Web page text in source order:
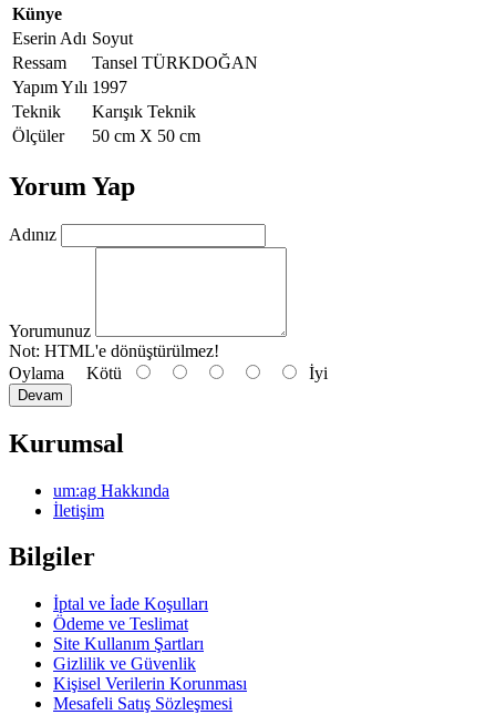
Künye
Eserin Adı Soyut
Ressam
Tansel TÜRKDOĞAN
Yapım Yılı 1997
Teknik
Karışık Teknik
Ölçüler
50 cm X 50 cm
Yorum Yap
Adınız
Yorumunuz
Not: HTML'e dönüştürülmez!
Oylama Kötü İyi
Devam
Kurumsal
um:ag Hakkında
İletişim
Bilgiler
İptal ve İade Koşulları
Ödeme ve Teslimat
Site Kullanım Şartları
Gizlilik ve Güvenlik
Kişisel Verilerin Korunması
Mesafeli Satış Sözleşmesi